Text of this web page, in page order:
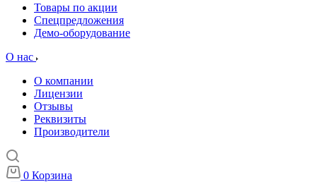
Товары по акции
Спецпредложения
Демо-оборудование
О нас
О компании
Лицензии
Отзывы
Реквизиты
Производители
0 Корзина